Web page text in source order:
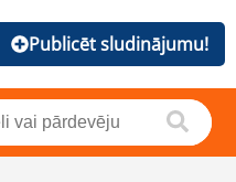
Publicēt sludinājumu!